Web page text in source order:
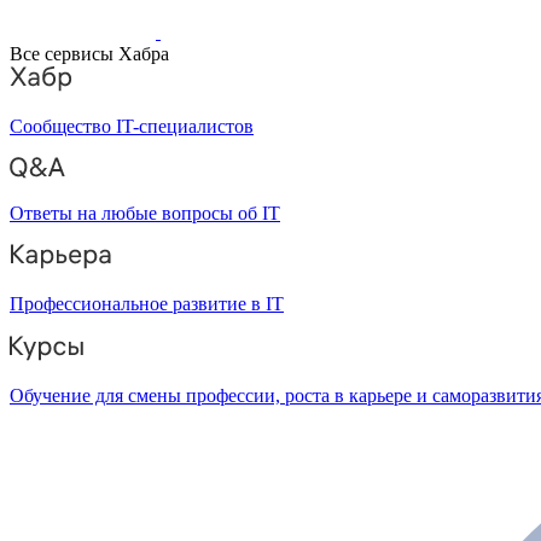
Все сервисы Хабра
Сообщество IT-специалистов
Ответы на любые вопросы об IT
Профессиональное развитие в IT
Обучение для смены профессии, роста в карьере и